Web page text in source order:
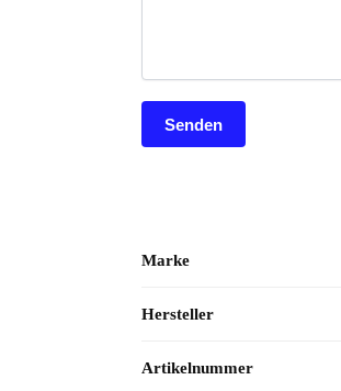
Marke
Hersteller
Artikelnummer